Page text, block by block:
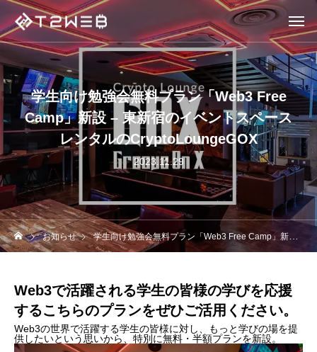
学生向け勉強会無料プラン「Web3 Free
Camp」新設 – 東新宿のイベントスペース
レンタルのCryptoLoungeGOX
2023.11.29
お知らせ 学生向け勉強会無料プラン「Web3 Free Camp」新設 – 東新宿のイベントスペースレンタルのCryptoLoungeGOX
Web3で活躍される学生の皆様の学びを応援
するこちらのプランをぜひご活用ください。
Web3の世界で活躍する学生の皆様に対し、もっと学びの場を提
供したいという思いから、特別に無料・半額プランを新設。